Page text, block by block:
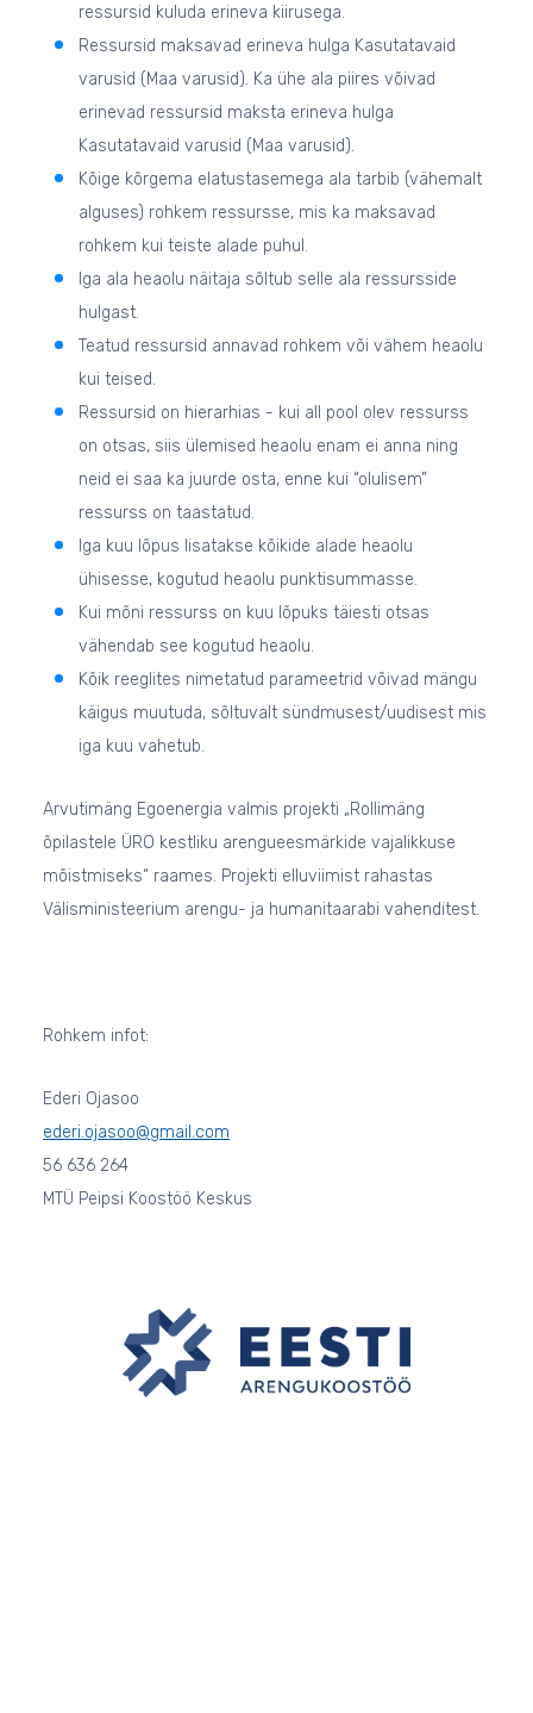
ressursid kuluda erineva kiirusega.
Ressursid maksavad erineva hulga Kasutatavaid
varusid (Maa varusid). Ka ühe ala piires võivad
erinevad ressursid maksta erineva hulga
Kasutatavaid varusid (Maa varusid).
Kõige kõrgema elatustasemega ala tarbib (vähemalt
alguses) rohkem ressursse, mis ka maksavad
rohkem kui teiste alade puhul.
Iga ala heaolu näitaja sõltub selle ala ressursside
hulgast.
Teatud ressursid annavad rohkem või vähem heaolu
kui teised.
Ressursid on hierarhias - kui all pool olev ressurss
on otsas, siis ülemised heaolu enam ei anna ning
neid ei saa ka juurde osta, enne kui “olulisem”
ressurss on taastatud.
Iga kuu lõpus lisatakse kõikide alade heaolu
ühisesse, kogutud heaolu punktisummasse.
Kui mõni ressurss on kuu lõpuks täiesti otsas
vähendab see kogutud heaolu.
Kõik reeglites nimetatud parameetrid võivad mängu
käigus muutuda, sõltuvalt sündmusest/uudisest mis
iga kuu vahetub.
Arvutimäng Egoenergia valmis projekti „Rollimäng
õpilastele ÜRO kestliku arengueesmärkide vajalikkuse
mõistmiseks“ raames. Projekti elluviimist rahastas
Välisministeerium arengu- ja humanitaarabi vahenditest.
Rohkem infot:
Ederi Ojasoo
ederi.ojasoo@gmail.com
56 636 264
MTÜ Peipsi Koostöö Keskus